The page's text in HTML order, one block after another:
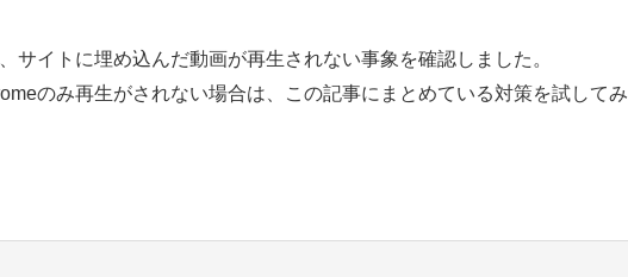
サイトに埋め込んだ動画が再生されない事象を確認しました。
のみ再生がされない場合は、この記事にまとめている対策を試してみ